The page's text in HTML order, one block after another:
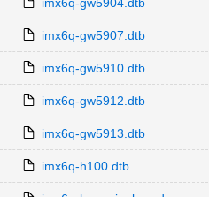
imx6q-gw5907.dtb
imx6q-gw5910.dtb
imx6q-gw5912.dtb
imx6q-gw5913.dtb
imx6q-h100.dtb